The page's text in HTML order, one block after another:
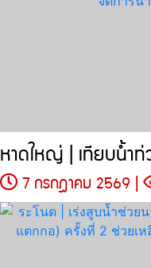
หาดใหญ่ | เทียบน้ำ
7 กรกฎาคม 2569 |